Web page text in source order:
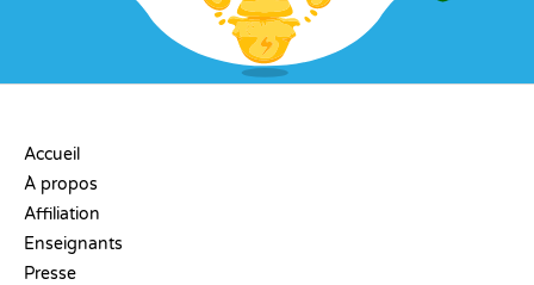
Accueil
À propos
Affiliation
Enseignants
Presse